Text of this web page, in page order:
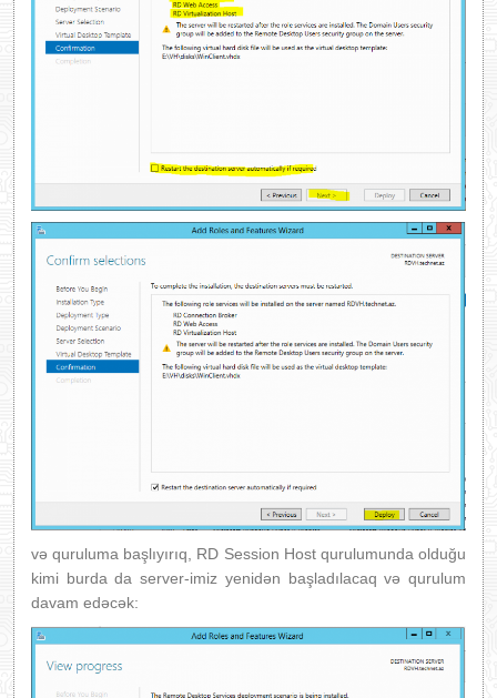
və quruluma başlıyırıq, RD Session Host qurulumunda olduğu
kimi burda da server-imiz yenidən başladılacaq və qurulum
davam edəcək: